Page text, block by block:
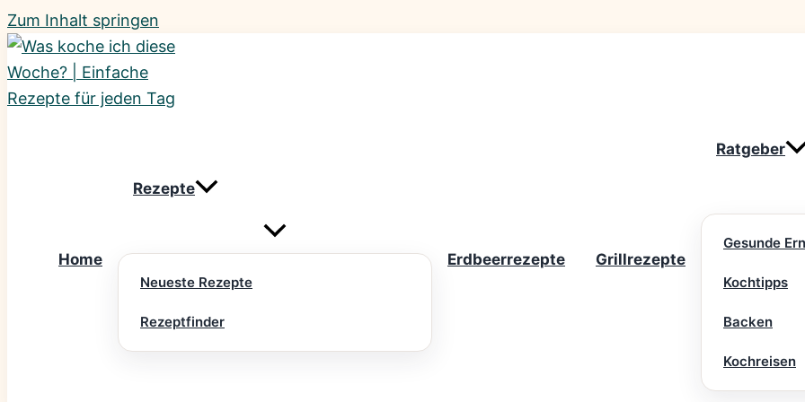
Zum Inhalt springen
Home
Rezepte
Neueste Rezepte
Rezeptfinder
Erdbeerrezepte Grillrezepte
Ratgeber
Gesunde
Kochtipps
Backen
Kochreisen